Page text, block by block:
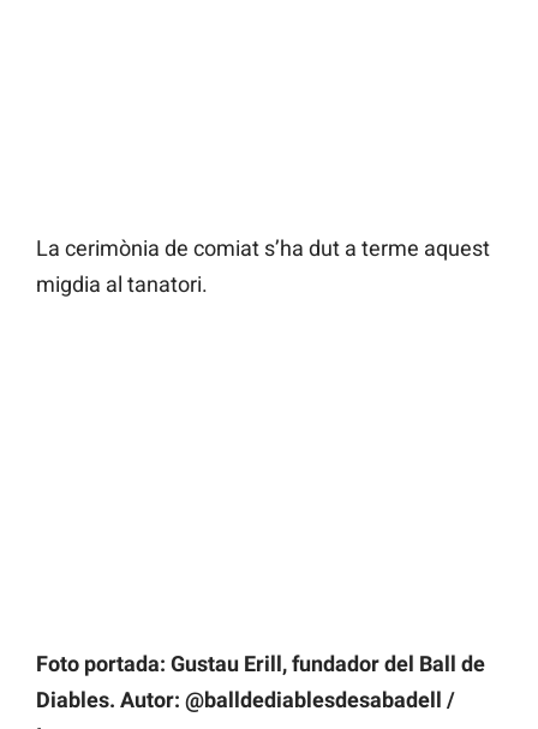
La cerimònia de comiat s’ha dut a terme aquest
migdia al tanatori.
Foto portada: Gustau Erill, fundador del Ball de
Diables. Autor: @balldediablesdesabadell /